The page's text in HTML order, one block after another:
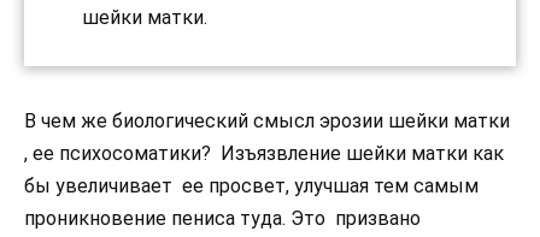
шейки матки.
В чем же биологический смысл эрозии шейки матки
, ее психосоматики? Изъязвление шейки матки как
бы увеличивает ее просвет, улучшая тем самым
проникновение пениса туда. Это призвано